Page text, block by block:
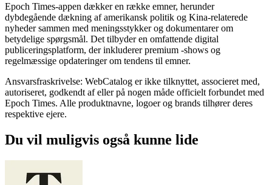
Epoch Times-appen dækker en række emner, herunder
dybdegående dækning af amerikansk politik og Kina-relaterede
nyheder sammen med meningsstykker og dokumentarer om
betydelige spørgsmål. Det tilbyder en omfattende digital
publiceringsplatform, der inkluderer premium -shows og
regelmæssige opdateringer om tendens til emner.
Ansvarsfraskrivelse: WebCatalog er ikke tilknyttet, associeret med,
autoriseret, godkendt af eller på nogen måde officielt forbundet med
Epoch Times. Alle produktnavne, logoer og brands tilhører deres
respektive ejere.
Du vil muligvis også kunne lide